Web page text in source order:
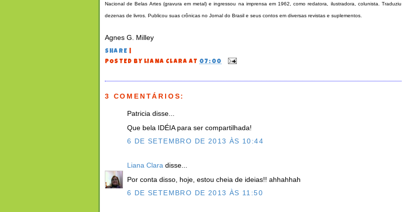
Nacional de Belas Artes (gravura em metal) e ingressou na imprensa em 1962, como redatora, ilustradora, colunista. Traduziu
dezenas de livros. Publicou suas crônicas no Jornal do Brasil e seus contos em diversas revistas e suplementos.
Agnes G. Milley
SHARE
POSTED BY LIANA CLARA AT 07:00
3 COMENTÁRIOS:
Patricia disse...
Que bela IDÉIA para ser compartilhada!
6 DE SETEMBRO DE 2013 ÀS 10:44
Liana Clara disse...
Por conta disso, hoje, estou cheia de ideias!! ahhahhah
6 DE SETEMBRO DE 2013 ÀS 11:50